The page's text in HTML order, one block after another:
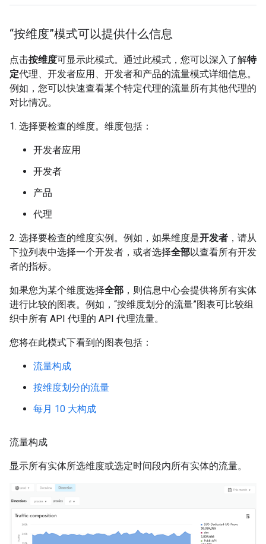
“按维度”模式可以提供什么信息
点击按维度可显示此模式。通过此模式，您可以深入了解特
定代理、开发者应用、开发者和产品的流量模式详细信息。
例如，您可以快速查看某个特定代理的流量所有其他代理的
对比情况。
1. 选择要检查的维度。维度包括：
开发者应用
开发者
产品
代理
2. 选择要检查的维度实例。例如，如果维度是开发者 ，请从
下拉列表中选择一个开发者，或者选择全部以查看所有开发
者的指标。
如果您为某个维度选择全部 ，则信息中心会提供将所有实体
进行比较的图表。例如，“按维度划分的流量”图表可比较组
织中所有 API 代理的 API 代理流量。
您将在此模式下看到的图表包括：
流量构成
按维度划分的流量
每月 10 大构成
流量构成
显示所有实体所选维度或选定时间段内所有实体的流量。